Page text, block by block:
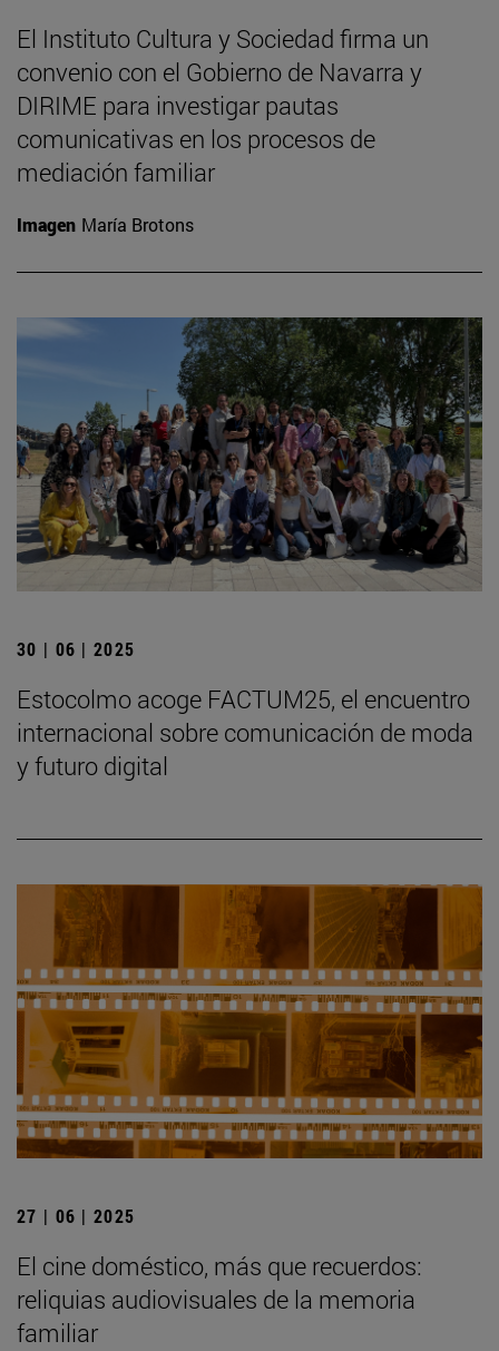
El Instituto Cultura y Sociedad firma un
convenio con el Gobierno de Navarra y
DIRIME para investigar pautas
comunicativas en los procesos de
mediación familiar
Imagen María Brotons
30 | 06 | 2025
Estocolmo acoge FACTUM25, el encuentro
internacional sobre comunicación de moda
y futuro digital
27 | 06 | 2025
El cine doméstico, más que recuerdos:
reliquias audiovisuales de la memoria
familiar